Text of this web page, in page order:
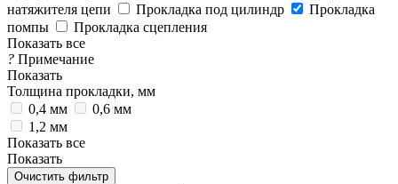
натяжителя цепи
Прокладка под цилиндр
Прокладка
помпы
Прокладка сцепления
Показать все
? Примечание
Показать
Толщина прокладки, мм
0,4 мм
0,6 мм
1,2 мм
Показать все
Показать
Очистить фильтр